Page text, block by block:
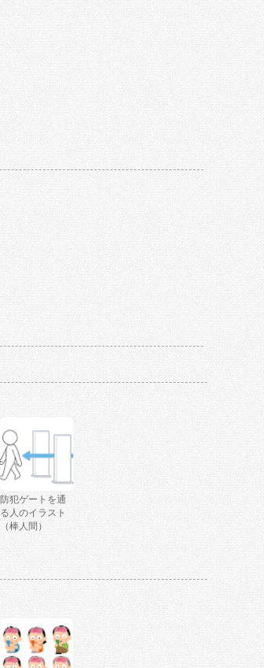
防犯ゲートを通
る人のイラスト
（棒人間）